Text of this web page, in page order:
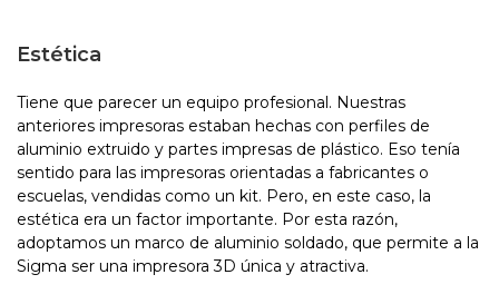
Estética
Tiene que parecer un equipo profesional. Nuestras
anteriores impresoras estaban hechas con perfiles de
aluminio extruido y partes impresas de plástico. Eso tenía
sentido para las impresoras orientadas a fabricantes o
escuelas, vendidas como un kit. Pero, en este caso, la
estética era un factor importante. Por esta razón,
adoptamos un marco de aluminio soldado, que permite a la
Sigma ser una impresora 3D única y atractiva.